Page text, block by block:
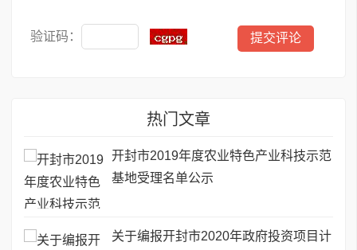
验证码：
热门文章
开封市2019年度农业特色产业科技示范
基地受理名单公示
关于编报开封市2020年政府投资项目计